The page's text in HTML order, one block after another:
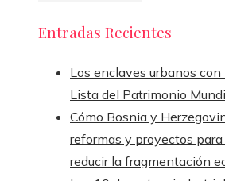
Entradas Recientes
Los enclaves urbanos
Lista del Patrimonio
Cómo Bosnia y
reformas y proyectos
reducir la fragmentación